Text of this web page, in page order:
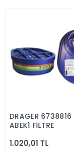
Sepete
DRAGER 6738816
ABEK1 FİLTRE
1.020,01 TL